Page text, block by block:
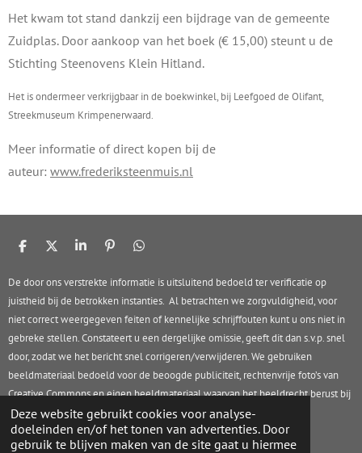
Deze website gebruikt cookies voor analyse-
doeleinden en/of het tonen van advertenties. Door
gebruik te blijven maken van de site gaat u hiermee
Het kwam tot stand dankzij een bijdrage van de gemeente
Zuidplas. Door aankoop van het boek (€ 15,00) steunt u de
Stichting Steenovens Klein Hitland.
Het is ondermeer verkrijgbaar in de boekwinkel, bij Leefgoed de Olifant,
Streekmuseum Krimpenerwaard.
Meer informatie of direct kopen bij de
auteur: www.frederiksteenmuis.nl
D
l
e
n
D
e
l
S
a
r
e
P
n
n
e
n
D
l
e
n
De door ons verstrekte informatie is uitsluitend bedoeld ter verificatie op
juistheid bij de betrokken instanties. Al betrachten we zorgvuldigheid, voor
niet correct weergegeven feiten of kennelijke schrijffouten kunt u ons niet in
gebreke stellen. Constateert u een dergelijke omissie, geeft dit dan s.v.p. snel
door, zodat we het bericht snel corrigeren/verwijderen. We gebruiken
beeldmateriaal bedoeld voor de beoogde publiciteit, rechtenvrije foto’s van
Creative Commons en eigen beeldmateriaal waarvan het beeldrecht berust bij
Rob Stolk Concepts.
© 2017 - 2026 HIJM.info